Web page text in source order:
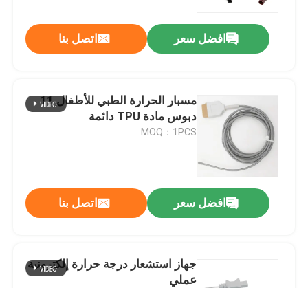
افضل سعر اتصل بنا
مسبار الحرارة الطبي للأطفال 11
دبوس مادة TPU دائمة
MOQ：1PCS
افضل سعر اتصل بنا
جهاز استشعار درجة حرارة إلكترونية
عملي